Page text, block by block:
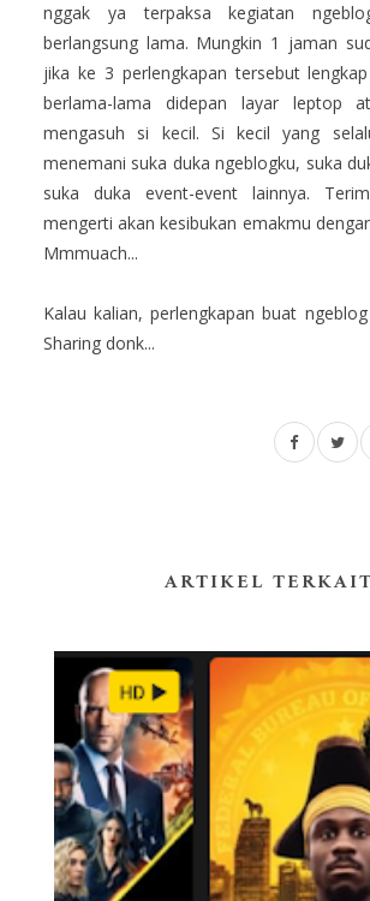
nggak ya terpaksa kegiatan
berlangsung lama. Mungkin 1 jaman
jika ke 3 perlengkapan tersebut
berlama-lama didepan layar leptop
mengasuh si kecil. Si kecil yang
menemani suka duka ngeblogku, suka
suka duka event-event lainnya.
mengerti akan kesibukan emakmu
Mmmuach...
Kalau kalian, perlengkapan buat
Sharing donk...
ARTIKEL TERKAIT